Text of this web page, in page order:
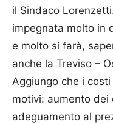
il Sindaco
impegnata molto in
e molto si farà,
anche la Treviso –
Aggiungo che i
motivi: aumento dei
adeguamento al